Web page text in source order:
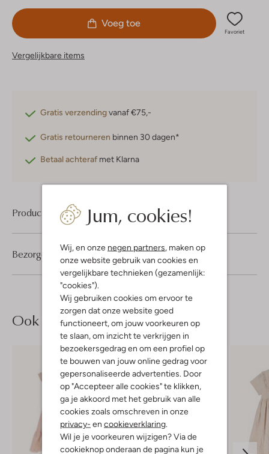
Jum, cookies!
Wij, en onze negen partners , maken op
onze website gebruik van cookies en
vergelijkbare technieken (gezamenlijk:
"cookies").
Wij gebruiken cookies om ervoor te
zorgen dat onze website goed
functioneert, om jouw voorkeuren op
te slaan, om inzicht te verkrijgen in
bezoekersgedrag en om een profiel op
te bouwen van jouw online gedrag voor
gepersonaliseerde advertenties. Door
op "Accepteer alle cookies" te klikken,
ga je akkoord met het gebruik van alle
cookies zoals omschreven in onze
privacy- en cookieverklaring
Wil je je voorkeuren wijzigen? Via de
cookieknop onderaan de pagina kun je
Voeg toe
Favoriet
Vergelijkbare items
Gratis verzendingvanaf €75,-
Gratis retourneren binnen 30 dagen*
Betaal achteraf met Klarna
Product informatie
Bezorgen & retourneren
Ook iets voor jou?